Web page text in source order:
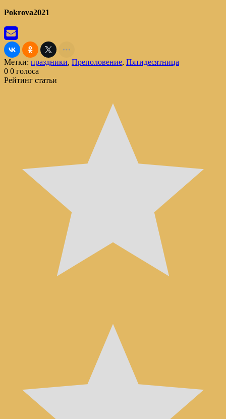
Pokrova2021
Метки: праздники, Преполовение, Пятидесятница
0 0 голоса
Рейтинг статьи